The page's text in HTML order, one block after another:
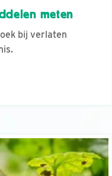
meten
bij verlaten